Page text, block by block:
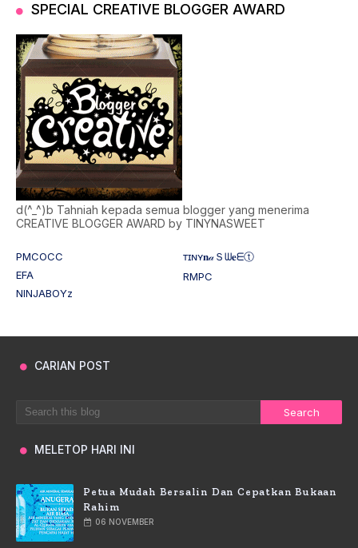
SPECIAL CREATIVE BLOGGER AWARD
d(^_^)b Tahniah kepada semua blogger yang menerima
CREATIVE BLOGGER AWARD by TINYNASWEET
PMCOCC
ᴛɪɴʏ𝐧𝒶Ｓᗯ𝐞ᗴⓣ
EFA
RMPC
NINJABOYz
CARIAN POST
MELETOP HARI INI
Petua Mudah Bersalin Dan Cepatkan Bukaan
Rahim
06 NOVEMBER